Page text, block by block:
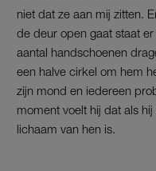
niet dat ze aan mij zitten.
de deur open gaat staat
aantal handschoenen
een halve cirkel om hem
zijn mond en iedereen
moment voelt hij dat als
lichaam van hen is.